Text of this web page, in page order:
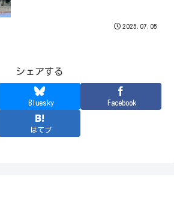
2025.07.05
シェアする
Bluesky Facebook
はてブ